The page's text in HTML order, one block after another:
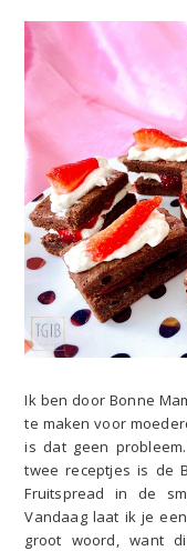
Ik ben door Bonne
te maken voor
is dat geen
twee receptjes is de
Fruitspread in de
Vandaag laat ik je
groot woord, want